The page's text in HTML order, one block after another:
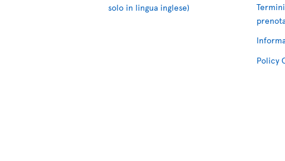
solo in lingua inglese)
Policy